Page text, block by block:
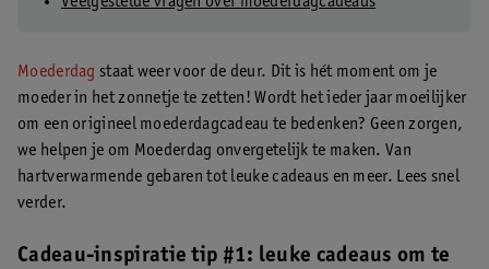
Moederdag staat weer voor de deur. Dit is hét moment om je
moeder in het zonnetje te zetten! Wordt het ieder jaar moeilijker
om een origineel moederdagcadeau te bedenken? Geen zorgen,
we helpen je om Moederdag onvergetelijk te maken. Van
hartverwarmende gebaren tot leuke cadeaus en meer. Lees snel
verder.
Cadeau-inspiratie tip #1: leuke cadeaus om te